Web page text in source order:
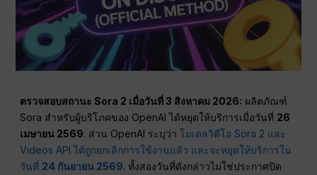
ตรวจสอบสถานะ Sora 2 เมื่อวันที่ 3 สิงหาคม 2026: ผลิตภัณฑ์
Sora สำหรับผู้บริโภคของ OpenAI ได้หยุดให้บริการเมื่อวันที่ 26
เมษายน 2569. ส่วน OpenAI ระบุว่าโมเดลวิดีโอ Sora 2 และ
Videos API ได้ถูกยกเลิกการใช้งานแล้ว และจะหยุดให้บริการใน
วันที่ 24 กันยายน 2569. ทั้งสองวันที่ดังกล่าวไม่ใช่ประกาศปิด